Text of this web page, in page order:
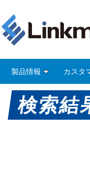
製品情報 カスタ
検索結